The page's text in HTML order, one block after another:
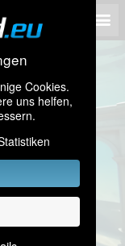
Cookies.
uns helfen,